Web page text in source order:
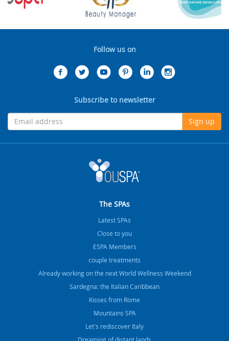
Follow us on
Subscribe to newsletter
Sign up
The SPAs
Latest SPAs
Close to you
ESPA Members
couple treatments
Already working on the next World Wellness Weekend
Sardegna: the Italian Caribbean
Kisses from Rome
Mountains SPA
Let's rediscover Italy
Dreaming of distant lands